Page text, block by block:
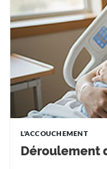
L'ACCOUCHEMENT
Déroulement